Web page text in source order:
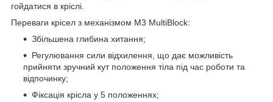
гойдатися в кріслі.
Переваги крісел з механізмом M3 MultiBlock:
Збільшена глибина хитання;
Регулювання сили відхилення, що дає можливість
прийняти зручний кут положення тіла під час роботи та
відпочинку;
Фіксація крісла у 5 положеннях;